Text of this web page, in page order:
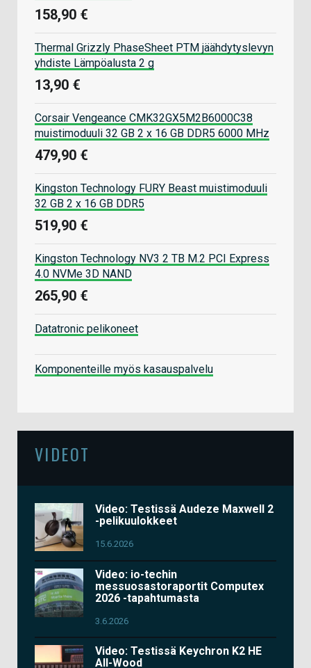
158,90 €
Thermal Grizzly PhaseSheet PTM jäähdytyslevyn
yhdiste Lämpöalusta 2 g
13,90 €
Corsair Vengeance CMK32GX5M2B6000C38
muistimoduuli 32 GB 2 x 16 GB DDR5 6000 MHz
479,90 €
Kingston Technology FURY Beast muistimoduuli
32 GB 2 x 16 GB DDR5
519,90 €
Kingston Technology NV3 2 TB M.2 PCI Express
4.0 NVMe 3D NAND
265,90 €
Datatronic pelikoneet
Komponenteille myös kasauspalvelu
VIDEOT
Video: Testissä Audeze Maxwell 2
-pelikuulokkeet
15.6.2026
Video: io-techin
messuosastoraportit Computex
2026 -tapahtumasta
3.6.2026
Video: Testissä Keychron K2 HE
All-Wood